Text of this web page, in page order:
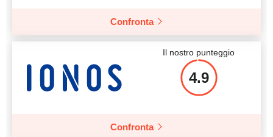
Confronta
Il nostro punteggio
4.9
Confronta